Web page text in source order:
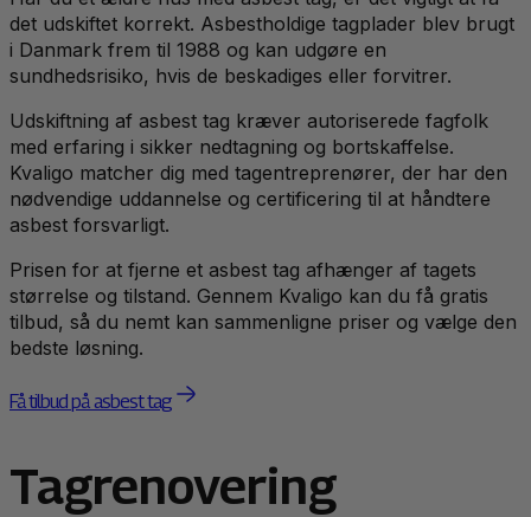
det udskiftet korrekt. Asbestholdige tagplader blev brugt
i Danmark frem til 1988 og kan udgøre en
sundhedsrisiko, hvis de beskadiges eller forvitrer.
Udskiftning af asbest tag kræver autoriserede fagfolk
med erfaring i sikker nedtagning og bortskaffelse.
Kvaligo matcher dig med tagentreprenører, der har den
nødvendige uddannelse og certificering til at håndtere
asbest forsvarligt.
Prisen for at fjerne et asbest tag afhænger af tagets
størrelse og tilstand. Gennem Kvaligo kan du få gratis
tilbud, så du nemt kan sammenligne priser og vælge den
bedste løsning.
Få tilbud på asbest tag
Tagrenovering